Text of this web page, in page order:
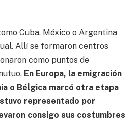
Cuba, México o Argentina
Allí se formaron centros
como puntos de
En Europa, la emigración
o Bélgica marcó otra etapa
representado por
consigo sus costumbres